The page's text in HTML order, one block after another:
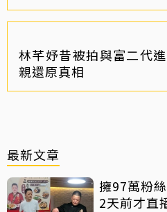
林芊妤昔被拍與富二代
親還原真相
最新文章
擁97萬粉
2天前才直